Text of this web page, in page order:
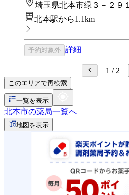
埼玉県北本市緑３－２９１
北本駅から1.1km
予約対象外 詳細
1 / 2
このエリアで再検索
一覧を表示
北本市の薬局一覧へ
地図を表示